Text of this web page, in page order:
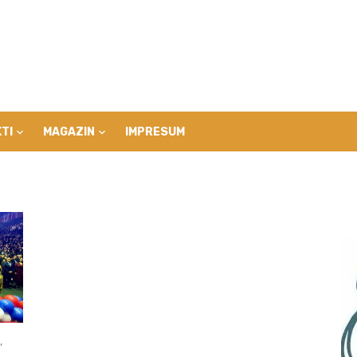
MAGAZIN IMPRESUM
,